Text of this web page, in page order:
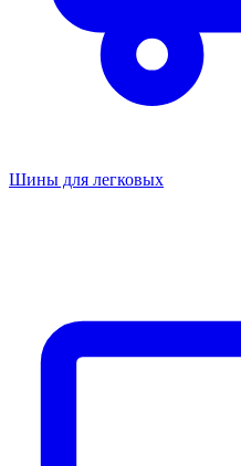
Шины для легковых